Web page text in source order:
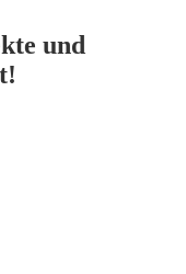
und